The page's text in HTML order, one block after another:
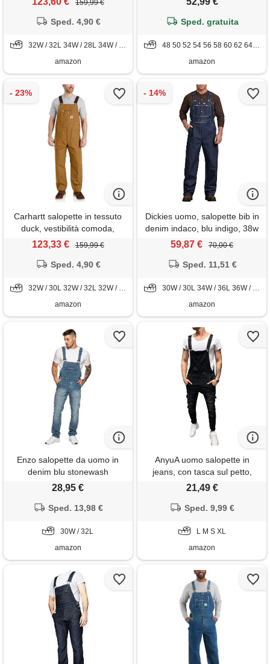
159,99 €
Sped. 4,90 €
32W / 32L 34W / 28L 34W / 32L 34W / 34L 36W / 32L 46W / 32L
amazon
Sped. gratuita
48 50 52 54 56 58 60 62 64 66 68
amazon
Carhartt salopette in tessuto
duck, vestibilità comoda,
uomo, marrone (Carhartt),
123,33 € 159,99 €
Sped. 4,90 €
32W / 30L 32W / 32L 32W / 34L 34W / 30L 34W / 32L 34W / 34L 36W / 32L 40W / 30L 44W / 34L 48W / 30L
amazon
Dickies uomo, salopette bib in
denim indaco, blu indigo, 38w
/ 32l
59,87 € 70,00 €
Sped. 11,51 €
30W / 30L 34W / 36L 36W / 32L 38W / 30L 38W / 32L 40W / 36L 48W / 30L 48W / 32L
amazon
Enzo salopette da uomo in
denim blu stonewash
salopette salopette vita 76,2
28,95 €
Sped. 13,98 €
30W / 32L
amazon
AnyuA uomo salopette in
jeans, con tasca sul petto,
jumpsuit tuta, denim nero xl
21,49 €
Sped. 9,99 €
L M S XL
amazon